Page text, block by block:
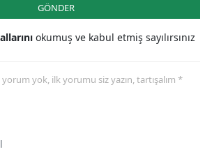
GÖNDER
okumuş ve kabul etmiş sayılırsınız
yok, ilk yorumu siz yazın, tartışalım *